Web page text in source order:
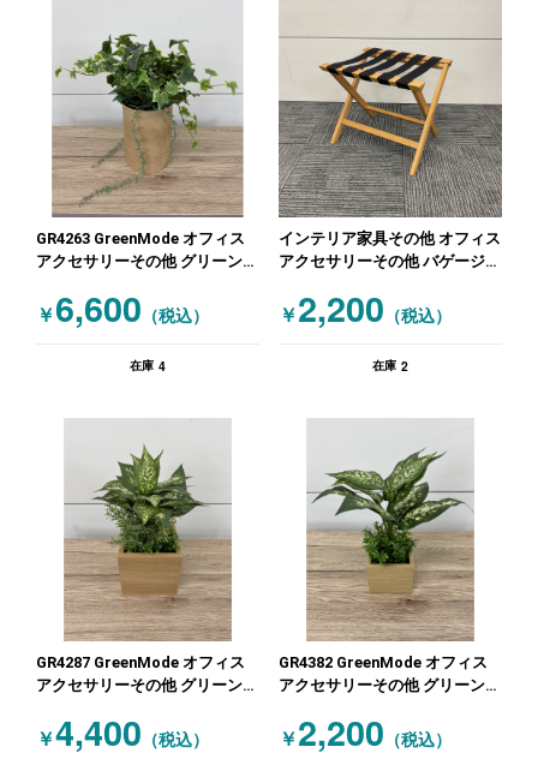
GR4263 GreenMode オフィス
アクセサリーその他 グリーン
￥6,600 （税込）
在庫 4
インテリア家具その他 オフィス
アクセサリーその他 バゲージラ
￥2,200 （税込）
在庫 2
GR4287 GreenMode オフィス
アクセサリーその他 グリーン
￥4,400 （税込）
GR4382 GreenMode オフィス
アクセサリーその他 グリーン
￥2,200 （税込）